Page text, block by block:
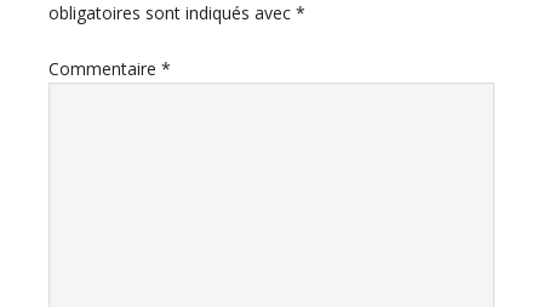
obligatoires sont indiqués avec *
Commentaire *